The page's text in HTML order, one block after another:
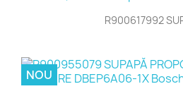
R900617992
NOU